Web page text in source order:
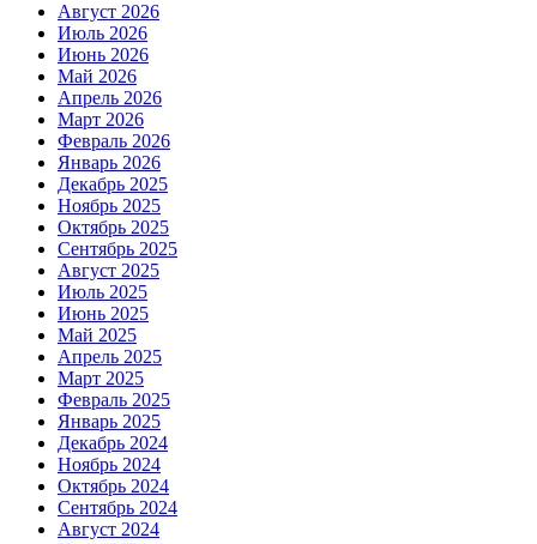
Август 2026
Июль 2026
Июнь 2026
Май 2026
Апрель 2026
Март 2026
Февраль 2026
Январь 2026
Декабрь 2025
Ноябрь 2025
Октябрь 2025
Сентябрь 2025
Август 2025
Июль 2025
Июнь 2025
Май 2025
Апрель 2025
Март 2025
Февраль 2025
Январь 2025
Декабрь 2024
Ноябрь 2024
Октябрь 2024
Сентябрь 2024
Август 2024